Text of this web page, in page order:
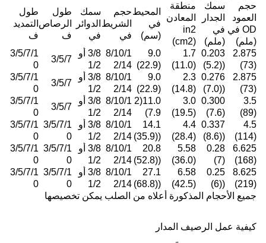
حجم
العمود
OD في
(ملم)
سمك
الجدار
في
(ملم)
منطقة
المعادن
in2
(cm2)
المحيط
في
(سم)
حجم
الشريط
في
سمك
الدوائر
في
طول
الرصاص
ف
طول
التمديد
ف
2.875
(73)
0.203
((5.2)
1.7
(11.0)
9.0
(22.9)
8/10/1
2/14
3/8 أو
1/2
3/5/7
3/5/7/1
0
2.875
(73)
0.276
((7.0)
2.3
(14.8)
9.0
(22.9)
8/10/1
2/14
3/8 أو
1/2
3/5/7
3/5/7/1
0
3.5
(89)
0.300
(7.6)
3.0
(19.5)
11.0(2
7.9)
8/10/1
2/14
3/8 أو
1/2
3/5/7
3/5/7/1
0
4.5
(114)
0.337
((8.6)
4.4
(28.4)
14.1
((35.9)
8/10/1
2/14
3/8 أو
1/2
3/5/7/1
0
3/5/7/1
0
6.625
(168)
0.28
(7)
5.58
(36.0)
20.8
((52.8)
8/10/1
2/14
3/8 أو
1/2
3/5/7/1
0
3/5/7/1
0
8.625
(219)
0.25
((6)
6.58
(42.5)
27.1
((68.8)
8/10/1
2/14
3/8 أو
1/2
3/5/7/1
0
3/5/7/1
0
جميع الأحجام المذكورة أعلاه من الصلب يمكن تخصيصها
كيفية عمل الرصيف المدار